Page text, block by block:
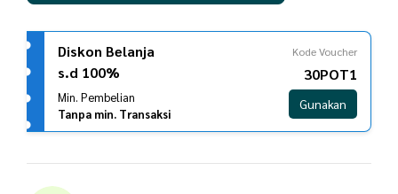
Diskon Belanja
s.d 100%
Min. Pembelian
Tanpa min. Transaksi
Kode Voucher
30POT1
Gunakan